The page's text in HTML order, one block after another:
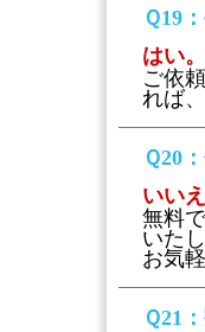
Ｑ19
はい。
ご依
れば
Ｑ20
いいえ
無料
いた
お気
Ｑ21